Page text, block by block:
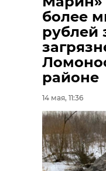
более
рублей
районе
14 мая, 11:36
Волхове
14 мая, 10:50
14 мая, 10:33